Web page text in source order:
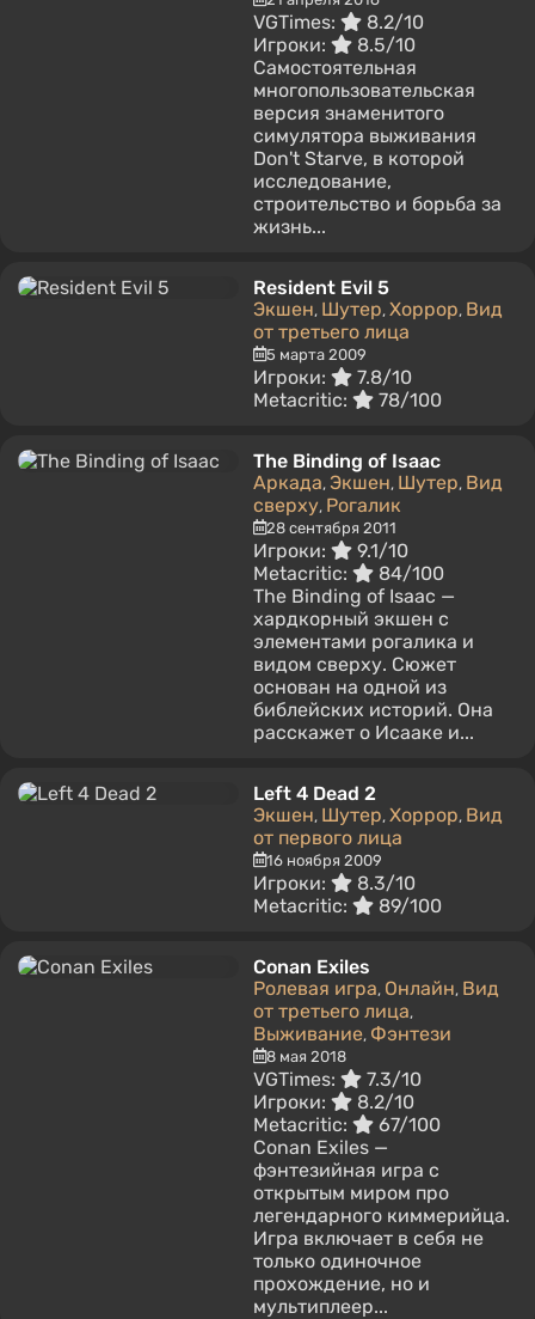
VGTimes:
8.2/10
Игроки:
8.5/10
Самостоятельная
многопользовательская
версия знаменитого
симулятора выживания
Don't Starve, в которой
исследование,
строительство и борьба за
жизнь...
Resident Evil 5
Экшен, Шутер, Хоррор, Вид
от третьего лица
5 марта 2009
Игроки:
7.8/10
Metacritic:
78/100
The Binding of Isaac
Аркада, Экшен, Шутер, Вид
сверху, Рогалик
28 сентября 2011
Игроки:
9.1/10
Metacritic:
84/100
The Binding of Isaac —
хардкорный экшен с
элементами рогалика и
видом сверху. Сюжет
основан на одной из
библейских историй. Она
расскажет о Исааке и...
Left 4 Dead 2
Экшен, Шутер, Хоррор, Вид
от первого лица
16 ноября 2009
Игроки:
8.3/10
Metacritic:
89/100
Conan Exiles
Ролевая игра, Онлайн, Вид
от третьего лица,
Выживание, Фэнтези
8 мая 2018
VGTimes:
7.3/10
Игроки:
8.2/10
Metacritic:
67/100
Conan Exiles —
фэнтезийная игра с
открытым миром про
легендарного киммерийца.
Игра включает в себя не
только одиночное
прохождение, но и
мультиплеер...